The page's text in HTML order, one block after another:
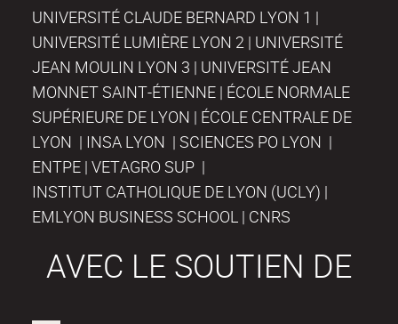
UNIVERSITÉ CLAUDE BERNARD LYON 1 |
UNIVERSITÉ LUMIÈRE LYON 2 | UNIVERSITÉ
JEAN MOULIN LYON 3 | UNIVERSITÉ JEAN
MONNET SAINT-ÉTIENNE | ÉCOLE NORMALE
SUPÉRIEURE DE LYON | ÉCOLE CENTRALE DE
LYON | INSA LYON | SCIENCES PO LYON |
ENTPE | VETAGRO SUP |
INSTITUT CATHOLIQUE DE LYON (UCLY) |
EMLYON BUSINESS SCHOOL | CNRS
AVEC LE SOUTIEN DE